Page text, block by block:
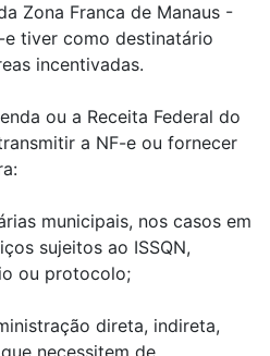
Zona Franca de Manaus -
e tiver como destinatário
incentivadas.
ou a Receita Federal do
a NF-e ou fornecer
municipais, nos casos em
sujeitos ao ISSQN,
ou protocolo;
direta, indireta,
necessitem de